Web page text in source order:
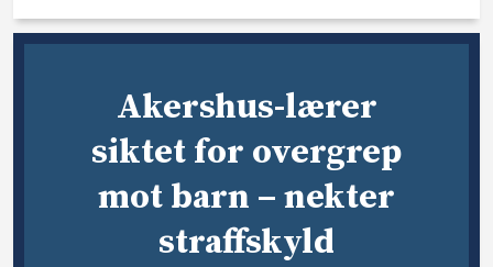
Akershus-lærer
siktet for overgrep
mot barn – nekter
straffskyld